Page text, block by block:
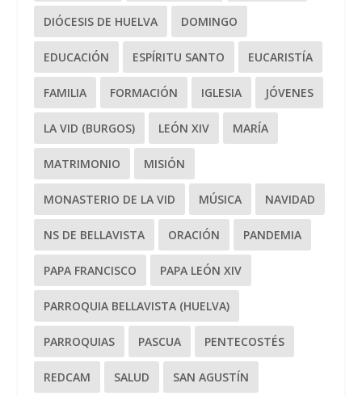
DIÓCESIS DE HUELVA DOMINGO
EDUCACIÓN ESPÍRITU SANTO EUCARISTÍA
FAMILIA FORMACIÓN IGLESIA JÓVENES
LA VID (BURGOS) LEÓN XIV MARÍA
MATRIMONIO MISIÓN
MONASTERIO DE LA VID MÚSICA NAVIDAD
NS DE BELLAVISTA ORACIÓN PANDEMIA
PAPA FRANCISCO PAPA LEÓN XIV
PARROQUIA BELLAVISTA (HUELVA)
PARROQUIAS PASCUA PENTECOSTÉS
REDCAM SALUD SAN AGUSTÍN